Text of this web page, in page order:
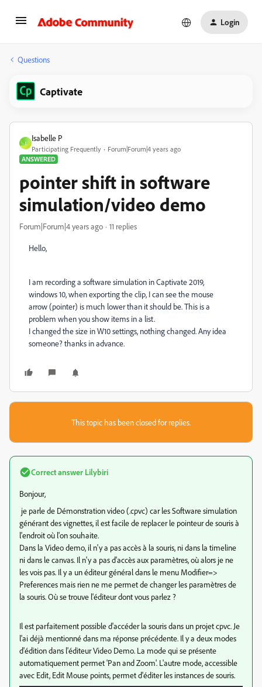
Login
Questions
Captivate
I
Isabelle P
Participating Frequently
Forum|Forum|4 years ago
ANSWERED
pointer shift in software
simulation/video demo
Forum|Forum|4 years ago 11 replies
Hello,
I am recording a software simulation in Captivate 2019,
windows 10, when exporting the clip, I can see the mouse
arrow (pointer) is much lower than it should be. This is a
problem when you show items in a list.
I changed the size in W10 settings, nothing changed. Any idea
someone? thanks in advance.
This topic has been closed for replies.
Correct answer Lilybiri
Bonjour,
je parle de Démonstration video (.cpvc) car les Software simulation
générant des vignettes, il est facile de replacer le pointeur de souris à
l'endroit où l'on souhaite.
Dans la Video demo, il n'y a pas accès à la souris, ni dans la timeline
ni dans le canvas. Il n'y a pas d'accès aux paramètres, où alors je ne
les vois pas. Il y a un éditeur général dans le menu Modifier=>
Preferences mais rien ne me permet de changer les paramètres de
la souris. Où se trouve l'éditeur dont vous parlez ?
Il est parfaitement possible d'accéder la souris dans un projet cpvc. Je
l'ai déjà mentionné dans ma réponse précédente. Il y a deux modes
d'édition dans l'éditeur Video Demo. La mode qui se présente
automatiquement permet 'Pan and Zoom'. L'autre mode, accessible
avec Edit, Edit Mouse points, permet d'éditer les instances de souris.